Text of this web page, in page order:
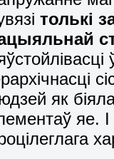
толькі
як
яе.